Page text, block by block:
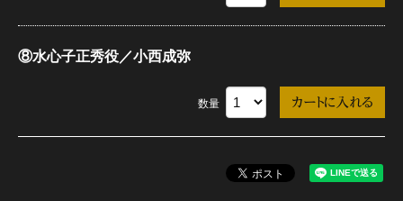
⑧水心子正秀役／小西成弥
数量